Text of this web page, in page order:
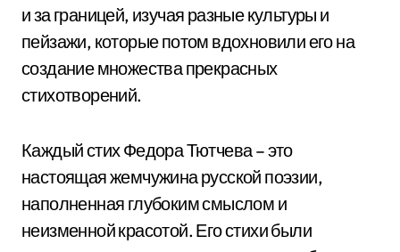
и за границей, изучая разные культуры и
пейзажи, которые потом вдохновили его на
создание множества прекрасных
стихотворений.
Каждый стих Федора Тютчева – это
настоящая жемчужина русской поэзии,
наполненная глубоким смыслом и
неизменной красотой. Его стихи были